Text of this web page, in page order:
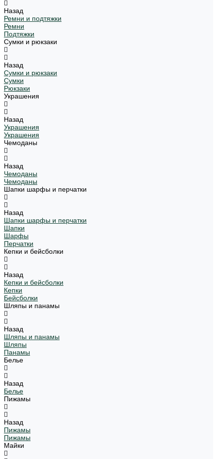
Назад
Ремни и подтяжки
Ремни
Подтяжки
Сумки и рюкзаки
Назад
Сумки и рюкзаки
Сумки
Рюкзаки
Украшения
Назад
Украшения
Украшения
Чемоданы
Назад
Чемоданы
Чемоданы
Шапки шарфы и перчатки
Назад
Шапки шарфы и перчатки
Шапки
Шарфы
Перчатки
Кепки и бейсболки
Назад
Кепки и бейсболки
Кепки
Бейсболки
Шляпы и панамы
Назад
Шляпы и панамы
Шляпы
Панамы
Белье
Назад
Белье
Пижамы
Назад
Пижамы
Пижамы
Майки